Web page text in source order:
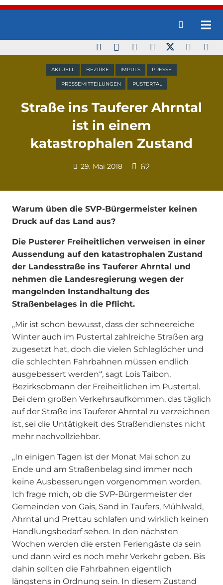
AKTUELL BEZIRKE IMPULS PRESSE
PRESSEMITTEILUNGEN PUSTERTAL
Straße ins Tauferer Ahrntal
ist in einem
katastrophalen Zustand
29. Mai 2018 62
Warum üben die SVP-Bürgermeister keinen
Druck auf das Land aus?
Die Pusterer Freiheitlichen verweisen in einer
Aussendung auf den katastrophalen Zustand
der Landesstraße ins Tauferer Ahrntal und
nehmen die Landesregierung wegen der
mangelnden Instandhaltung des
Straßenbelages in die Pflicht.
„Mir ist schon bewusst, dass der schneereiche
Winter auch im Pustertal zahlreiche Straßen arg
zugesetzt hat, doch die vielen Schlaglöcher und
die schlechten Fahrbahnen müssen endlich
ausgebessert werden“, sagt Lois Taibon,
Bezirksobmann der Freiheitlichen im Pustertal.
Bei dem großen Verkehrsaufkommen, das täglich
auf der Straße ins Tauferer Ahrntal zu verzeichnen
ist, sei die Untätigkeit des Straßendienstes nicht
mehr nachvollziehbar.
„In einigen Tagen ist der Monat Mai schon zu
Ende und am Straßenbelag sind immer noch
keine Ausbesserungen vorgenommen worden.
Ich frage mich, ob die SVP-Bürgermeister der
Gemeinden von Gais, Sand in Taufers, Mühlwald,
Ahrntal und Prettau schlafen und wirklich keinen
Handlungsbedarf sehen. In den nächsten
Wochen werden die ersten Feriengäste da sein
und dann wird es noch mehr Verkehr geben. Bis
dahin sollten die Fahrbahnen eigentlich
längstens in Ordnung sein. In diesem Zustand